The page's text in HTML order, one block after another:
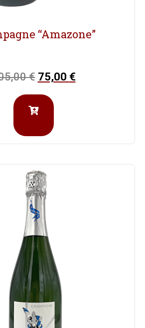
“Amazone”
€ 75,00 €